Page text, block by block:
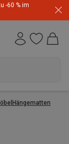
-60 % im
Hängematten